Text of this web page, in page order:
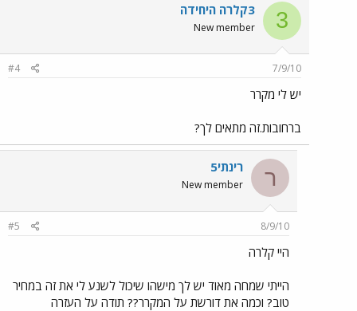
3 3קלרה היחידה
New member
7/9/10
#4
יש לי מקרר
ברחובות.זה מתאים לך?
ר רינתי5
New member
8/9/10
#5
היי קלרה
הייתי שמחה מאוד יש לך מישהו שיכול לשנע לי את זה במחיר
טוב? וכמה את דורשת על המקרר?? תודה על העזרה